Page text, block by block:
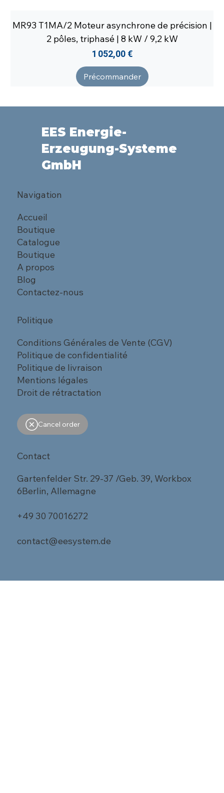
MR93 T1MA/2 Moteur asynchrone de précision |
2 pôles, triphasé | 8 kW / 9,2 kW
Prix
1 052,00 €
Précommander
EES Energie-
Erzeugung-Systeme
GmbH
Navigation
Accueil
Boutique
Catalogue
Boutique
A propos
Blog
Contactez-nous
Politique
Conditions Générales de Vente (CGV)
Politique de confidentialité
Politique de livraison
Mentions légales
Droit de rétractation
Cancel order
Contact
Gartenfelder Str. 29-37 /Geb. 39, Workbox
6Berlin, Allemagne
+49 30 70016272
contact@eesystem.de